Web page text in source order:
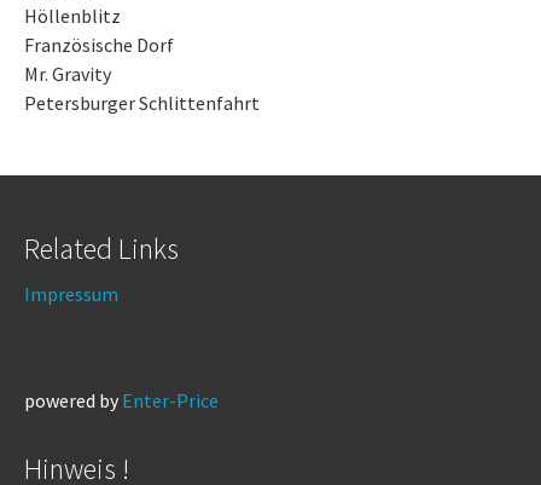
Höllenblitz
Französische Dorf
Mr. Gravity
Petersburger Schlittenfahrt
Related Links
Impressum
powered by Enter-Price
Hinweis !